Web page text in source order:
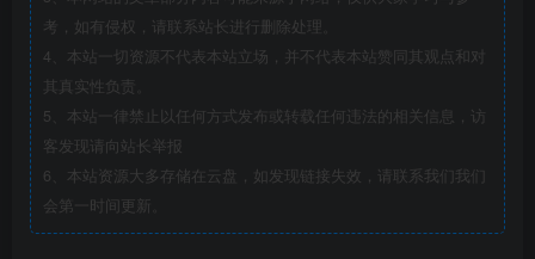
考，如有侵权，请联系站长进行删除处理。
4、本站一切资源不代表本站立场，并不代表本站赞同其观点和对
其真实性负责。
5、本站一律禁止以任何方式发布或转载任何违法的相关信息，访
客发现请向站长举报
6、本站资源大多存储在云盘，如发现链接失效，请联系我们我们
会第一时间更新。